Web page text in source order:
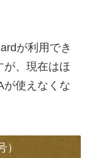
が利用でき
が、現在はほ
が使えなくな